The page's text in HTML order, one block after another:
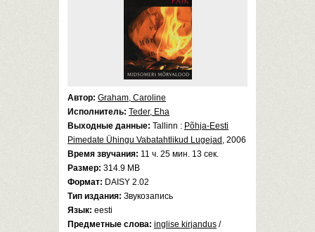
Автор: Graham, Caroline
Исполнитель: Teder, Eha
Выходные данные: Tallinn : Põhja-Eesti
Pimedate Ühingu Vabatahtlikud Lugejad , 2006
Время звучания: 11 ч. 25 мин. 13 сек.
Размер: 314.9 MB
Формат: DAISY 2.02
Тип издания: Звукозапись
Язык: eesti
Предметные слова: inglise kirjandus /